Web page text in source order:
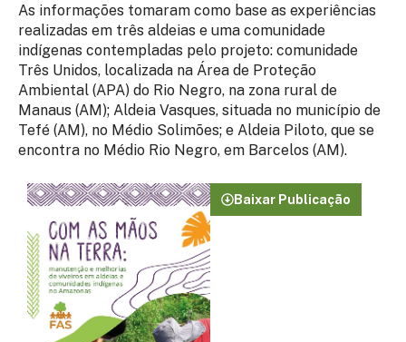
As informações tomaram como base as experiências
realizadas em três aldeias e uma comunidade
indígenas contempladas pelo projeto: comunidade
Três Unidos, localizada na Área de Proteção
Ambiental (APA) do Rio Negro, na zona rural de
Manaus (AM); Aldeia Vasques, situada no município de
Tefé (AM), no Médio Solimões; e Aldeia Piloto, que se
encontra no Médio Rio Negro, em Barcelos (AM).
Baixar Publicação